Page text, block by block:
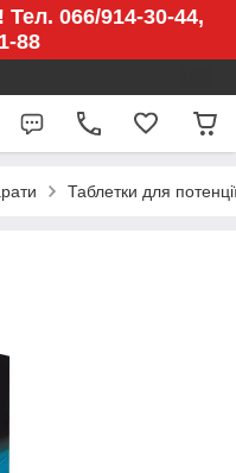
066/914-30-44,
88
Таблетки для